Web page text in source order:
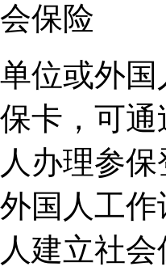
保险
位或外
卡，可
办理参
国人工
建立社